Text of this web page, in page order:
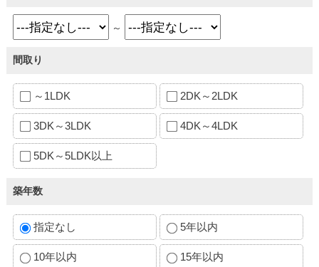
～
間取り
～1LDK 2DK～2LDK
3DK～3LDK 4DK～4LDK
5DK～5LDK以上
築年数
指定なし 5年以内
10年以内 15年以内